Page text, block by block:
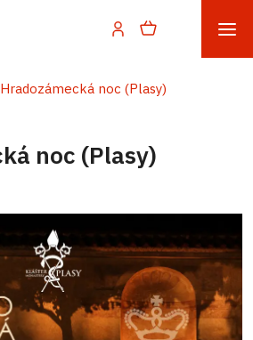
Hradozámecká noc (Plasy)
noc (Plasy)